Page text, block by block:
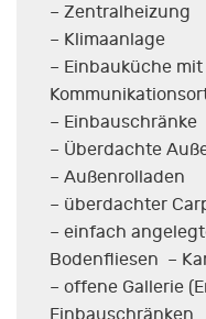
– Zentralheizung
– Klimaanlage
– Einbauküche
– Einbauschränke
– Überdachte
– Außenrolladen
– überdachter
– einfach
Bodenfliesen –
– offene Gallerie
Einbauschränken